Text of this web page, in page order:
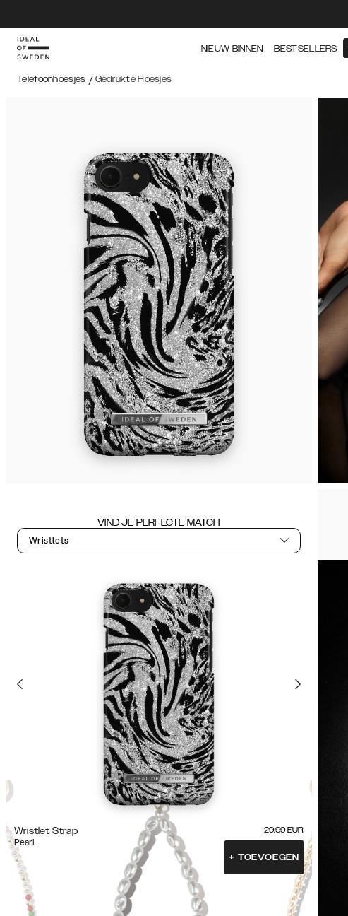
NIEUW BINNEN BESTSELLERS
Telefoonhoesjes / Gedrukte Hoesjes
VIND JE PERFECTE MATCH
Wristlets
Wristlet Strap
Pearl
29.99 EUR
+ TOEVOEGEN